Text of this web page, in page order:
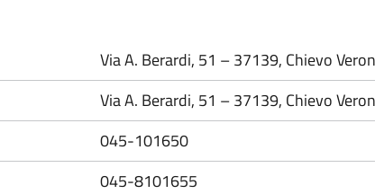
Via A. Berardi, 51 – 37139, Chievo
Via A. Berardi, 51 – 37139, Chievo
045-101650
045-8101655